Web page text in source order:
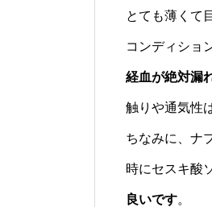
とても薄くて
コンディショ
経血が絶対漏
触りや通気性
ちなみに、ナ
時にセスキ酸
良いです。